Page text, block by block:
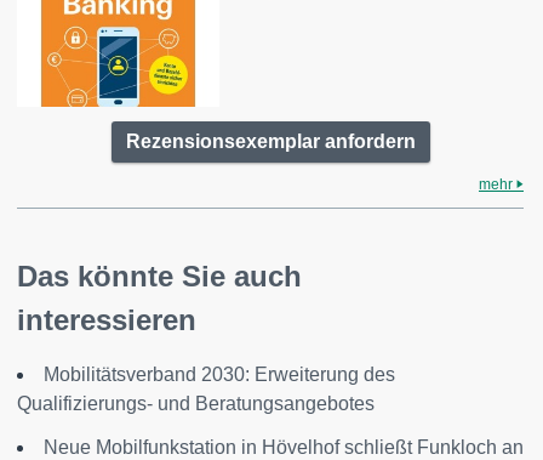
Rezensionsexemplar anfordern
mehr
Das könnte Sie auch
interessieren
Mobilitätsverband 2030: Erweiterung des
Qualifizierungs- und Beratungsangebotes
Neue Mobilfunkstation in Hövelhof schließt Funkloch an